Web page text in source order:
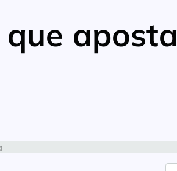
aposta